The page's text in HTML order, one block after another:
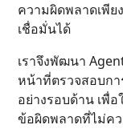
ความผิดพลาดเพีย
เชื่อมั่นได้
เราจึงพัฒนา
หน้าที่ตรวจสอบกา
อย่างรอบด้าน เพื่
ข้อผิดพลาดที่ไม่ค